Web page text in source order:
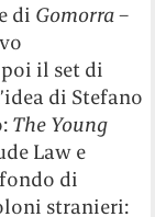
di Gomorra –
il set di
di Stefano
The Young
Law e
di
stranieri: